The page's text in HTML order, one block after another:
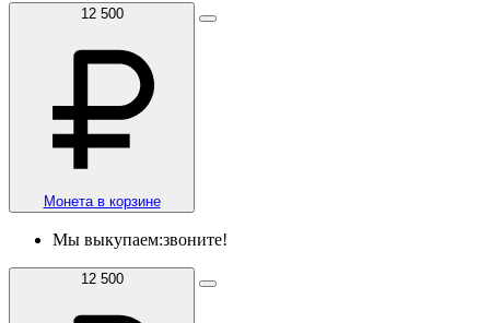
12 500
Монета в корзине
Мы выкупаем:звоните!
12 500